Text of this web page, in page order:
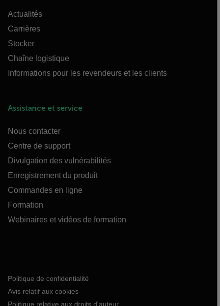
Actualités
Carrières
Stocker
Chaîne logistique
Informations pour les revendeurs et les clients
Assistance et service
Nous contacter
Centre de support
Divulgation des vulnérabilités
Enregistrement du produit
Commandes en ligne
Formation
Webinaires et vidéos de formation
Politique de confidentialité
Avis relatif aux cookies
Politique relative aux droits d'auteur